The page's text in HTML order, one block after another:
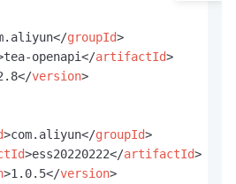
</groupId>
tea-openapi</artifactId>
</version>
>com.aliyun</groupId>
>ess20220222</artifactId>
>1.0.5</version>